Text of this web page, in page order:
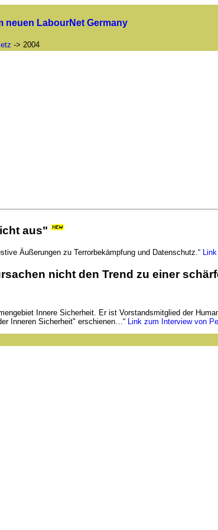
neuen LabourNet Germany
-> 2004
aus"
Äußerungen zu Terrorbekämpfung und Datenschutz.“
nicht den Trend zu einer
Innere Sicherheit. Er ist Vorstandsmitglied der
Inneren Sicherheit" erschienen…“ Link zum Interview von